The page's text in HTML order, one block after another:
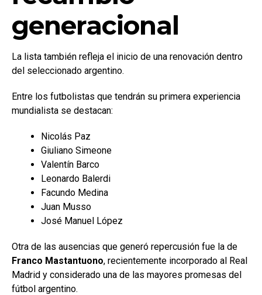
generacional
La lista también refleja el inicio de una renovación dentro
del seleccionado argentino.
Entre los futbolistas que tendrán su primera experiencia
mundialista se destacan:
Nicolás Paz
Giuliano Simeone
Valentín Barco
Leonardo Balerdi
Facundo Medina
Juan Musso
José Manuel López
Otra de las ausencias que generó repercusión fue la de
Franco Mastantuono, recientemente incorporado al Real
Madrid y considerado una de las mayores promesas del
fútbol argentino.